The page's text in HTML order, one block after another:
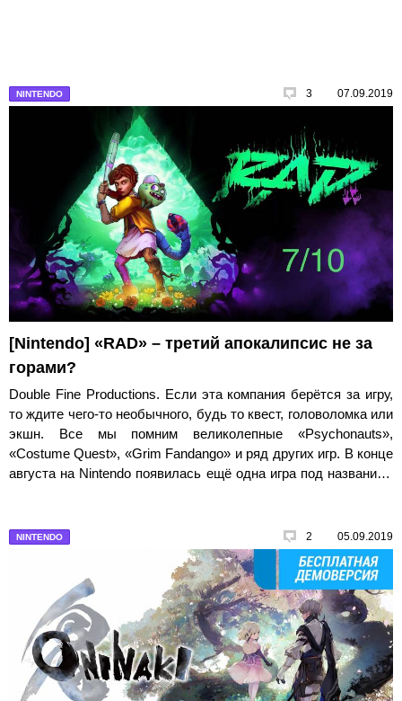
NINTENDO 3 07.09.2019
[Nintendo] «RAD» – третий апокалипсис не за
горами?
Double Fine Productions. Если эта компания берётся за игру,
то ждите чего-то необычного, будь то квест, головоломка или
экшн. Все мы помним великолепные «Psychonauts»,
«Costume Quest», «Grim Fandango» и ряд других игр. В конце
августа на Nintendo появилась ещё одна игра под названием
NINTENDO 2 05.09.2019